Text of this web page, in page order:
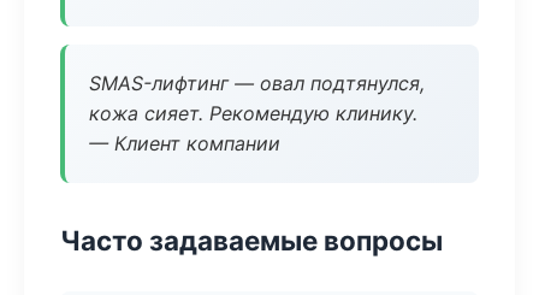
SMAS-лифтинг — овал подтянулся,
кожа сияет. Рекомендую клинику.
— Клиент компании
Часто задаваемые вопросы